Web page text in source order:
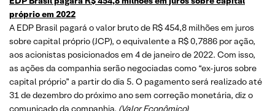
próprio em 2022
A EDP Brasil pagará o valor bruto de R$ 454,8 milhões em juros
sobre capital próprio (JCP), o equivalente a R$ 0,7886 por ação,
aos acionistas posicionados em 4 de janeiro de 2022. Com isso,
as ações da companhia serão negociadas como “ex-juros sobre
capital próprio” a partir do dia 5. O pagamento será realizado até
31 de dezembro do próximo ano sem correção monetária, diz o
comunicado da companhia. (Valor Econômico)